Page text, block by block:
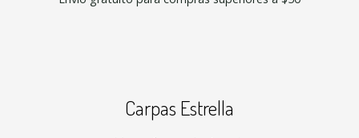
Carpas Estrella